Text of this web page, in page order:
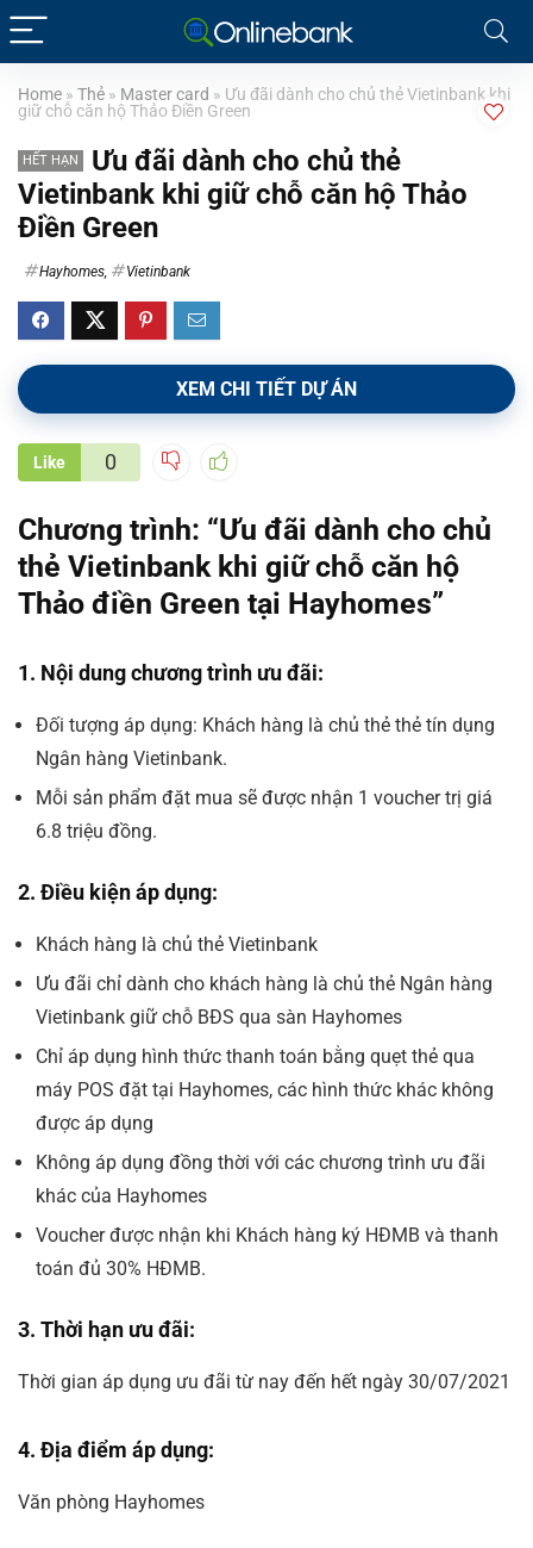
Home » Thẻ » Master card » Ưu đãi dành cho chủ thẻ Vietinbank khi
giữ chỗ căn hộ Thảo Điền Green
HẾT HẠN
Ưu đãi dành cho chủ thẻ
Vietinbank khi giữ chỗ căn hộ Thảo
Điền Green
Hayhomes, Vietinbank
XEM CHI TIẾT DỰ ÁN
Like 0
Chương trình: “Ưu đãi dành cho chủ
thẻ Vietinbank khi giữ chỗ căn hộ
Thảo điền Green tại Hayhomes”
1. Nội dung chương trình ưu đãi:
Đối tượng áp dụng: Khách hàng là chủ thẻ thẻ tín dụng
Ngân hàng Vietinbank.
Mỗi sản phẩm đặt mua sẽ được nhận 1 voucher trị giá
6.8 triệu đồng.
2. Điều kiện áp dụng:
Khách hàng là chủ thẻ Vietinbank
Ưu đãi chỉ dành cho khách hàng là chủ thẻ Ngân hàng
Vietinbank giữ chỗ BĐS qua sàn Hayhomes
Chỉ áp dụng hình thức thanh toán bằng quẹt thẻ qua
máy POS đặt tại Hayhomes, các hình thức khác không
được áp dụng
Không áp dụng đồng thời với các chương trình ưu đãi
khác của Hayhomes
Voucher được nhận khi Khách hàng ký HĐMB và thanh
toán đủ 30% HĐMB.
3. Thời hạn ưu đãi:
Thời gian áp dụng ưu đãi từ nay đến hết ngày 30/07/2021
4. Địa điểm áp dụng:
Văn phòng Hayhomes